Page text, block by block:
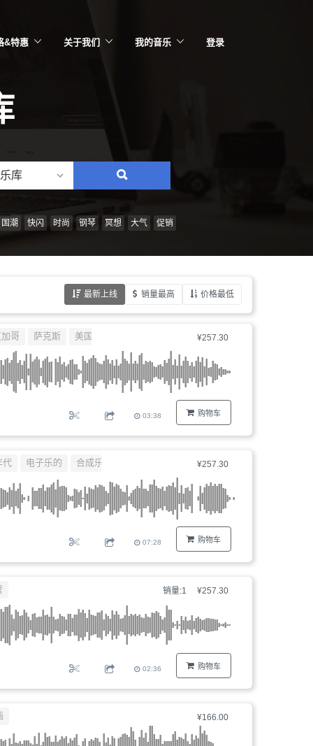
&特惠 关于我们 我的音乐 登录
库
搜
情
风
乐
件
编
国潮 快闪 时尚 钢琴 冥想 大气 促销
最新上线 销量最高 价格最低
¥257.30
购物车
哥 萨克斯 美国
03:38
¥257.30
购物车
代 电子乐的 合成乐器
07:28
销量:1 ¥257.30
购物车
02:36
¥166.00